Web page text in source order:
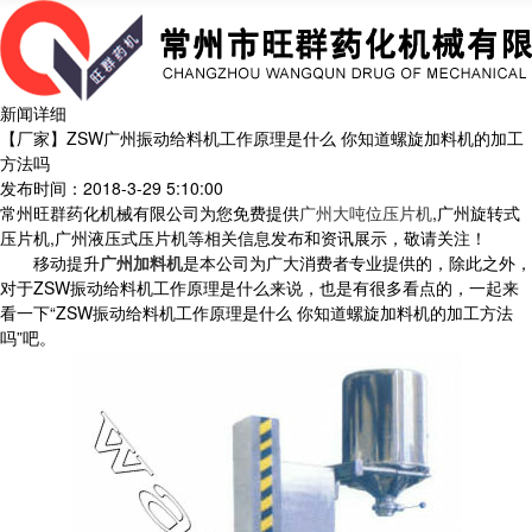
新闻详细
【厂家】ZSW广州振动给料机工作原理是什么 你知道螺旋加料机的加工
方法吗
发布时间：2018-3-29 5:10:00
常州旺群药化机械有限公司为您免费提供广州大吨位压片机,广州旋转式
压片机,广州液压式压片机等相关信息发布和资讯展示，敬请关注！
移动提升广州加料机是本公司为广大消费者专业提供的，除此之外，
对于ZSW振动给料机工作原理是什么来说，也是有很多看点的，一起来
看一下“ZSW振动给料机工作原理是什么 你知道螺旋加料机的加工方法
吗”吧。